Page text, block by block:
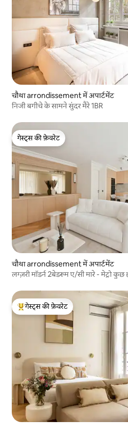
चौथा arrondissement में अपार्टमेंट
निजी बगीचे के सामने सुंदर मैरे 1BR
गेस्ट्स की फ़ेवरेट
गेस्ट्स की फ़ेवरेट
चौथा arrondissement में अपार्टमेंट
लग्ज़री मॉडर्न 2बेडरूम ए/सी मारे - मेट्रो
गेस्ट्स का टॉप फ़ेवरेट
गेस्ट्स की फ़ेवरेट